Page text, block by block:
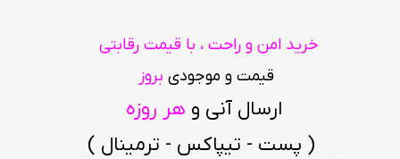
خرید امن و راحت ، با قیمت رقابتی
قیمت و موجودی بروز
ارسال آنی و هر روزه
( پست - تیپاکس - ترمینال )